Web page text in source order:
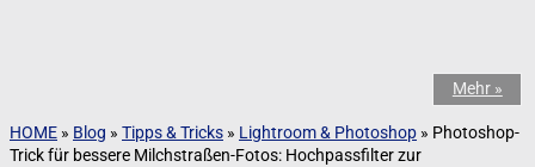
Mehr »
HOME » Blog » Tipps & Tricks » Lightroom & Photoshop » Photoshop-
Trick für bessere Milchstraßen-Fotos: Hochpassfilter zur